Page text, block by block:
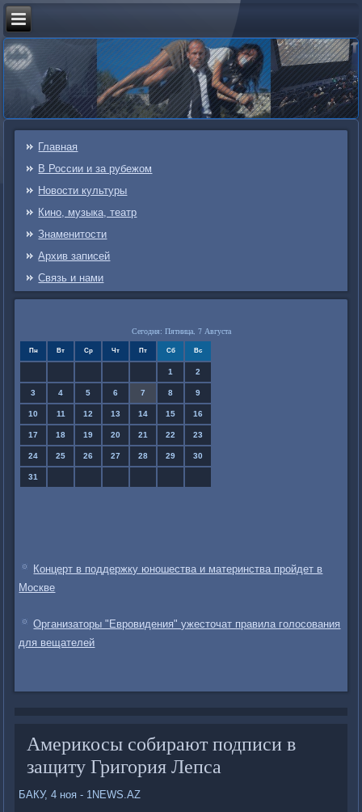
Главная
В России и за рубежом
Новости культуры
Кино, музыка, театр
Знаменитости
Архив записей
Связь и нами
Сегодня: Пятница, 7 Августа
Пн Вт Ср Чт Пт Сб Вс
1 2
3 4 5 6 7 8 9
10 11 12 13 14 15 16
17 18 19 20 21 22 23
24 25 26 27 28 29 30
31
Концерт в поддержку юношества и материнства пройдет в
Москве
Организаторы "Евровидения" ужесточат правила голосования
для вещателей
Америкосы собирают подписи в
защиту Григория Лепса
БАКУ, 4 ноя - 1NEWS.AZ